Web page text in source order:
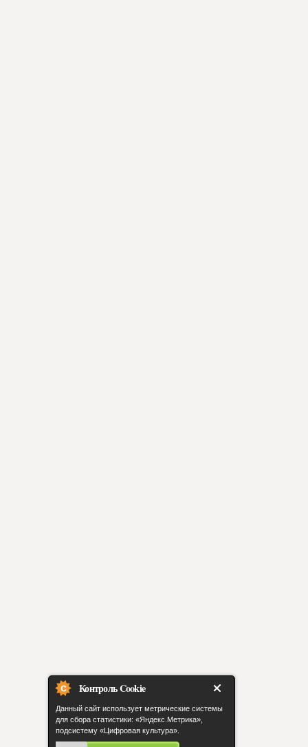
Контроль Cookie
Данный сайт использует метрические системы
для сбора статистики: «Яндекс.Метрика»,
подсистему «Цифровая культура».